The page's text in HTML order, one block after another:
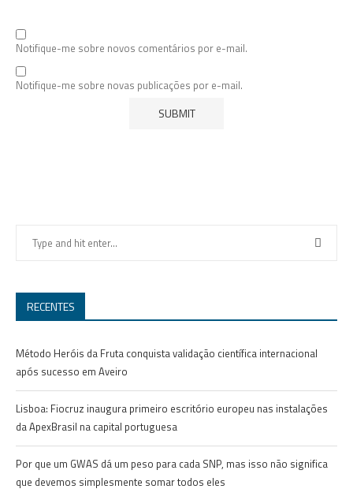
Notifique-me sobre novos comentários por e-mail.
Notifique-me sobre novas publicações por e-mail.
RECENTES
Método Heróis da Fruta conquista validação científica internacional
após sucesso em Aveiro
Lisboa: Fiocruz inaugura primeiro escritório europeu nas instalações
da ApexBrasil na capital portuguesa
Por que um GWAS dá um peso para cada SNP, mas isso não significa
que devemos simplesmente somar todos eles